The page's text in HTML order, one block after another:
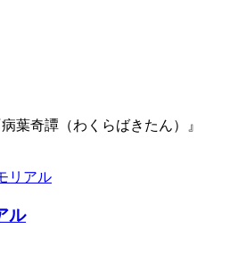
葉奇譚（わくらばきたん）』
ル